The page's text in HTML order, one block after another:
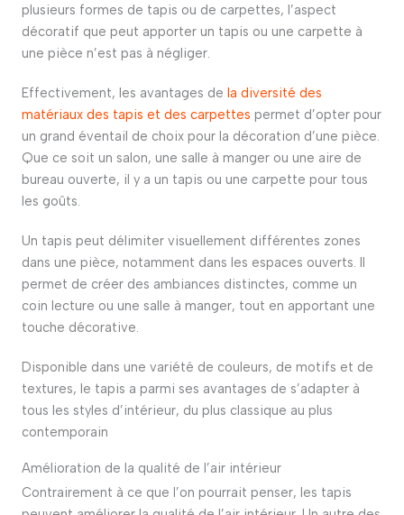
plusieurs formes de tapis ou de carpettes, l’aspect
décoratif que peut apporter un tapis ou une carpette à
une pièce n’est pas à négliger.
Effectivement, les avantages de la diversité des
matériaux des tapis et des carpettes permet d’opter pour
un grand éventail de choix pour la décoration d’une pièce.
Que ce soit un salon, une salle à manger ou une aire de
bureau ouverte, il y a un tapis ou une carpette pour tous
les goûts.
Un tapis peut délimiter visuellement différentes zones
dans une pièce, notamment dans les espaces ouverts.
permet de créer des ambiances distinctes, comme un
coin lecture ou une salle à manger, tout en apportant une
touche décorative.
Disponible dans une variété de couleurs, de motifs et de
textures, le tapis a parmi ses avantages de s’adapter à
tous les styles d’intérieur, du plus classique au plus
contemporain
Amélioration de la qualité de l’air intérieur
Contrairement à ce que l’on pourrait penser, les tapis